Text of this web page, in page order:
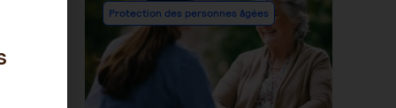
Protection des personnes âgées